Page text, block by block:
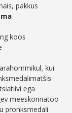
pakkus
koos
kui
ega
meeskonnatöö
pronksmedali